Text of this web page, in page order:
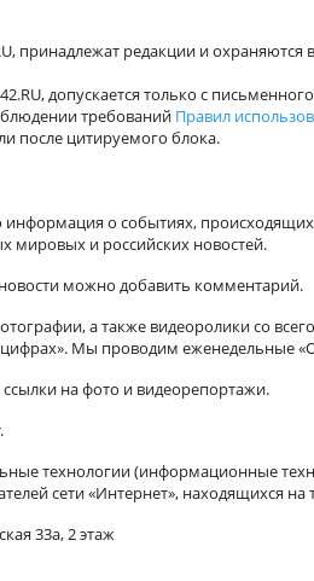
принадлежат редакции и охраняются
допускается только с
требований Правил
после цитируемого блока.
информация о событиях,
мировых и российских новостей.
можно добавить комментарий.
а также видеоролики со
Мы проводим еженедельные
на фото и видеорепортажи.
технологии (информационные
сети «Интернет», находящихся
33а, 2 этаж